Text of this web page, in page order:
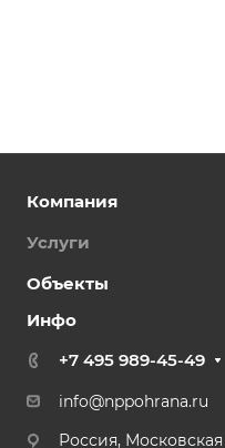
Компания
Услуги
Объекты
Инфо
+7 495 989-45-49
info@nppohrana.ru
Россия,